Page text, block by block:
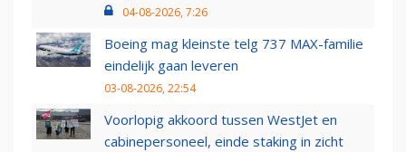
04-08-2026, 7:26
Boeing mag kleinste telg 737 MAX-familie
eindelijk gaan leveren
03-08-2026, 22:54
Voorlopig akkoord tussen WestJet en
cabinepersoneel, einde staking in zicht